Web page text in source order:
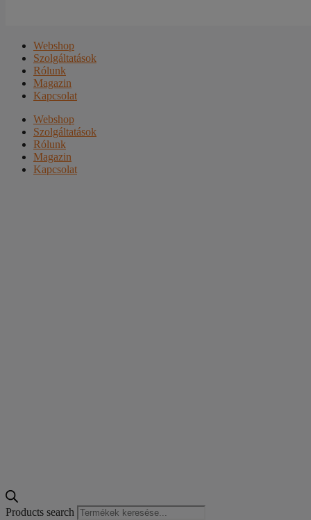
Webshop
Szolgáltatások
Rólunk
Magazin
Kapcsolat
Webshop
Szolgáltatások
Rólunk
Magazin
Kapcsolat
Products search